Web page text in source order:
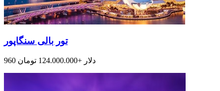
تور بالی سنگاپور
960 دلار +124.000.000 تومان